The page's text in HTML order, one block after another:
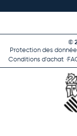
©
Protection des
Conditions d'achat